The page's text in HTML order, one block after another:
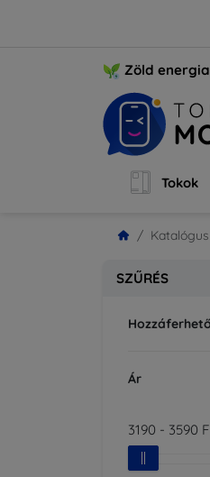
Zöld energia
Tokok
Katalógus
SZŰRÉS
Ár
3190 - 3590